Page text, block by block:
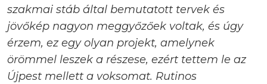
szakmai stáb által bemutatott tervek és
jövőkép nagyon meggyőzőek voltak, és úgy
érzem, ez egy olyan projekt, amelynek
örömmel leszek a részese, ezért tettem le az
Újpest mellett a voksomat. Rutinos